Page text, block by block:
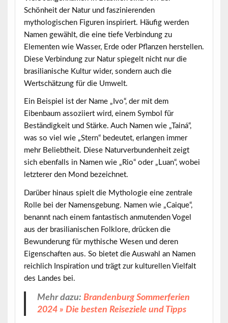
Schönheit der Natur und faszinierenden
mythologischen Figuren inspiriert. Häufig werden
Namen gewählt, die eine tiefe Verbindung zu
Elementen wie Wasser, Erde oder Pflanzen herstellen.
Diese Verbindung zur Natur spiegelt nicht nur die
brasilianische Kultur wider, sondern auch die
Wertschätzung für die Umwelt.
Ein Beispiel ist der Name „Ivo“, der mit dem
Eibenbaum assoziiert wird, einem Symbol für
Beständigkeit und Stärke. Auch Namen wie „Tainá“,
was so viel wie „Stern“ bedeutet, erlangen immer
mehr Beliebtheit. Diese Naturverbundenheit zeigt
sich ebenfalls in Namen wie „Rio“ oder „Luan“, wobei
letzterer den Mond bezeichnet.
Darüber hinaus spielt die Mythologie eine zentrale
Rolle bei der Namensgebung. Namen wie „Caique“,
benannt nach einem fantastisch anmutenden Vogel
aus der brasilianischen Folklore, drücken die
Bewunderung für mythische Wesen und deren
Eigenschaften aus. So bietet die Auswahl an Namen
reichlich Inspiration und trägt zur kulturellen Vielfalt
des Landes bei.
Mehr dazu:Brandenburg Sommerferien
2024 » Die besten Reiseziele und Tipps